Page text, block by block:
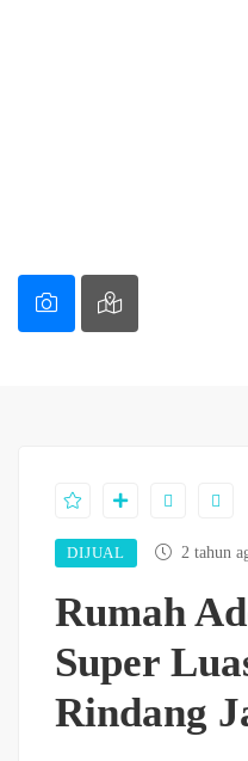
DIJUAL 2 tahun
Rumah
Super
Rindang